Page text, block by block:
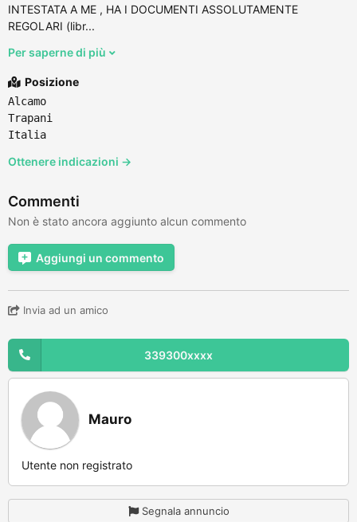
INTESTATA A ME , HA I DOCUMENTI ASSOLUTAMENTE
REGOLARI (libr...
Per saperne di più
Posizione
Alcamo
Trapani
Italia
Ottenere indicazioni →
Commenti
Non è stato ancora aggiunto alcun commento
Aggiungi un commento
Invia ad un amico
339300xxxx
Mauro
Utente non registrato
Segnala annuncio